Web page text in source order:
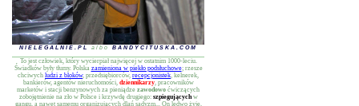
NIELEGALNIE.PL albo BANDYCITUSKA.COM
To jest człowiek, który wycierpiał najwięcej w ostatnim 1000-leciu.
Świadków były tłumy. Polska zamieniona w piekło podsłuchowe; rzesze
chciwych ludzi z bloków, przedsiębiorców, recepcjonistek, kelnerek,
bankierów, agentów nieruchomości, dziennikarzy, pracowników
marketów i stacji benzynowych za pieniądze zawodowo ćwiczących
zobojętnienie na zło w Polsce i krzywdę drugiego: szpiegującychw
gangu, a nawet samemu organizujących dlań sadyzm... On ledwo żyje,